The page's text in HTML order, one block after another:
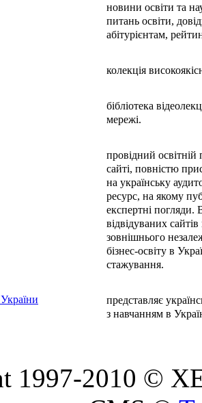
новини освіти та
питань освіти,
абітурієнтам,
колекція
бібліотека
мережі.
провідний
сайті, повністю
на українську
ресурс, на якому
експертні
відвідуваних
зовнішнього
бізнес-освіту в
стажування.
представляє
з навчанням в
1997-2010 ©